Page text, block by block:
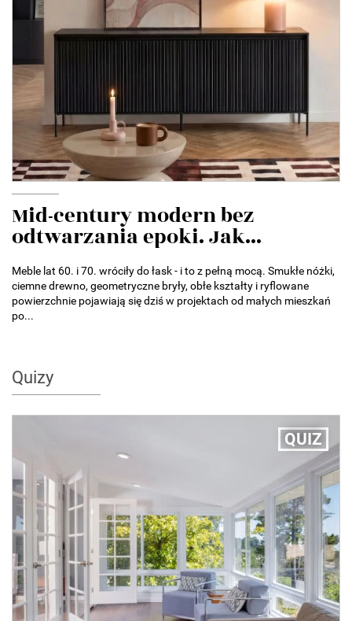
Mid-century modern bez
odtwarzania epoki. Jak...
Meble lat 60. i 70. wróciły do łask - i to z pełną mocą. Smukłe nóżki,
ciemne drewno, geometryczne bryły, obłe kształty i ryflowane
powierzchnie pojawiają się dziś w projektach od małych mieszkań
po...
Quizy
QUIZ